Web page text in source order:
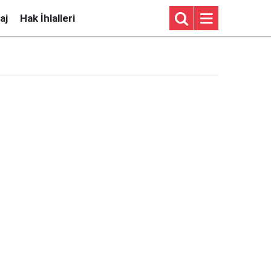
Hak İhlalleri